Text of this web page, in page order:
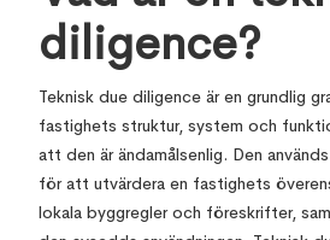
diligence?
Teknisk due diligence är en grundlig
fastighets struktur, system och
att den är ändamålsenlig. Den
för att utvärdera en fastighets
lokala byggregler och föreskrifter,